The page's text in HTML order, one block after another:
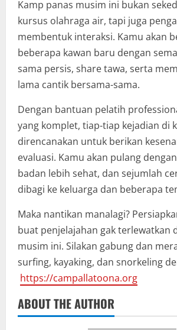
Kamp panas musim ini bukan
kursus olahraga air, tapi juga
membentuk interaksi. Kamu akan
beberapa kawan baru dengan
sama persis, share tawa, serta
lama cantik bersama-sama.
Dengan bantuan pelatih
yang komplet, tiap-tiap kejadian di
direncanakan untuk berikan
evaluasi. Kamu akan pulang
badan lebih sehat, dan sejumlah
dibagi ke keluarga dan beberapa
Maka nantikan manalagi?
buat penjelajahan gak terlewatkan
musim ini. Silakan gabung dan
surfing, kayaking, dan snorkeling
https://campallatoona.org
ABOUT THE AUTHOR